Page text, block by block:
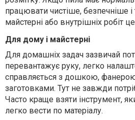
працювати чистіше, безпечніше
майстерні або внутрішніх робіт
Для дому і майстерні
Для домашніх задач зазвичай
перевантажує руку, легко
справляється з дошкою,
заготовками. Тут не завжди
Часто краще взяти інструмент,
легко вести по матеріалу.